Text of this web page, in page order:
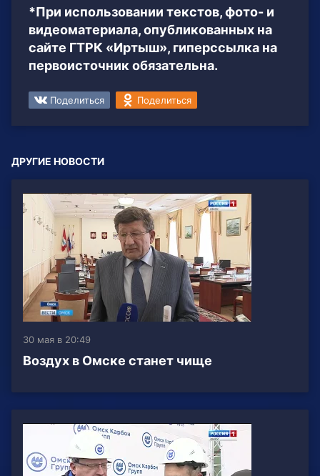
*При использовании текстов, фото- и
видеоматериала, опубликованных на
сайте ГТРК «Иртыш», гиперссылка на
первоисточник обязательна.
Поделиться Поделиться
ДРУГИЕ НОВОСТИ
30 мая в 20:49
Воздух в Омске станет чище